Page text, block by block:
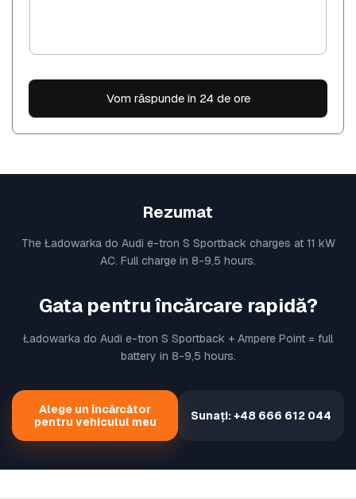
Vom răspunde în 24 de ore
Rezumat
The Ładowarka do Audi e-tron S Sportback charges at 11 kW
AC. Full charge in 8-9,5 hours.
Gata pentru încărcare rapidă?
Ładowarka do Audi e-tron S Sportback + Ampere Point = full
battery in 8-9,5 hours.
Alege un încărcător
pentru vehiculul meu
Sunați: +48 666 612 044